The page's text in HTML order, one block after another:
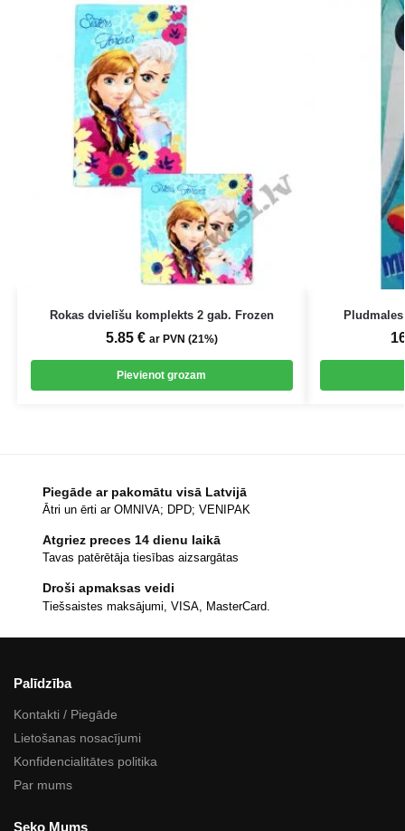
Rokas dvielīšu komplekts 2 gab. Frozen
5.85 € ar PVN (21%)
Pievienot grozam
Piegāde ar pakomātu visā Latvijā
Ātri un ērti ar OMNIVA; DPD; VENIPAK
Atgriez preces 14 dienu laikā
Tavas patērētāja tiesības aizsargātas
Droši apmaksas veidi
Tiešsaistes maksājumi, VISA, MasterCard.
Palīdzība
Kontakti / Piegāde
Lietošanas nosacījumi
Konfidencialitātes politika
Par mums
Seko Mums